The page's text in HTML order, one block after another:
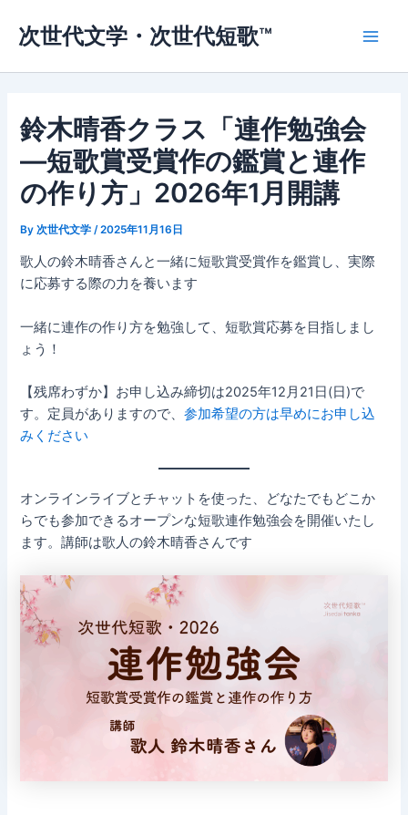
ス
次世代文学・次世代短歌™
鈴木晴香クラス「連作勉強会
—短歌賞受賞作の鑑賞と連作
の作り方」2026年1月開講
By次世代文学 /2025年11月16日
歌人の鈴木晴香さんと一緒に短歌賞受賞作を鑑賞し、実際
に応募する際の力を養います
一緒に連作の作り方を勉強して、短歌賞応募を目指しまし
ょう！
【残席わずか】お申し込み締切は2025年12月21日(日)で
す。定員がありますので、参加希望の方は早めにお申し込
みください
オンラインライブとチャットを使った、どなたでもどこか
らでも参加できるオープンな短歌連作勉強会を開催いたし
ます。講師は歌人の鈴木晴香さんです